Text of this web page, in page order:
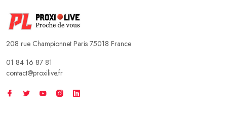
208 rue Championnet Paris 75018 France
01 84 16 87 81
contact@proxilive.fr